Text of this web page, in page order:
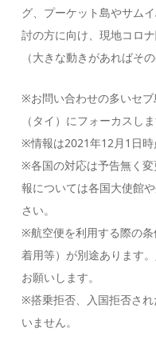
グ、プーケット島やサム
討の方に向け、現地コロ
（大きな動きがあればそ
※お問い合わせの多いセ
（タイ）にフォーカスしま
※情報は2021年12月1日時
※各国の対応は予告無く
報については各国大使館
さい。
※航空便を利用する際の
着用等）が別途あります
お願いします。
※搭乗拒否、入国拒否さ
いません。